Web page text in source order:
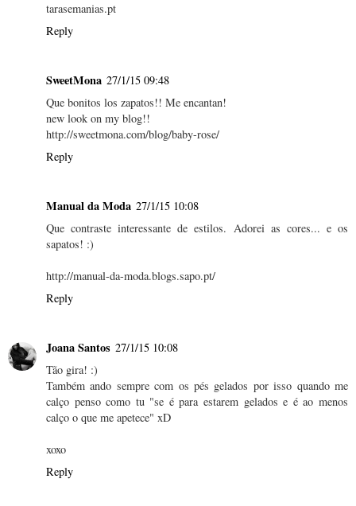
tarasemanias.pt
Reply
SweetMona 27/1/15 09:48
Que bonitos los zapatos!! Me encantan!
new look on my blog!!
http://sweetmona.com/blog/baby-rose/
Reply
Manual da Moda 27/1/15 10:08
Que contraste interessante de estilos. Adorei as cores... e os
sapatos! :)
http://manual-da-moda.blogs.sapo.pt/
Reply
Joana Santos 27/1/15 10:08
Tão gira! :)
Também ando sempre com os pés gelados por isso quando me
calço penso como tu "se é para estarem gelados e é ao menos
calço o que me apetece" xD
xoxo
Reply